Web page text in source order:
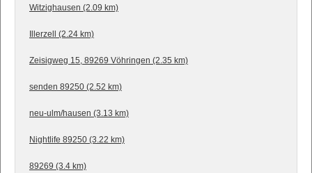
Witzighausen (2.09 km)
Illerzell (2.24 km)
Zeisigweg 15, 89269 Vöhringen (2.35 km)
senden 89250 (2.52 km)
neu-ulm/hausen (3.13 km)
Nightlife 89250 (3.22 km)
89269 (3.4 km)